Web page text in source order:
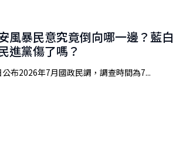
風暴民意究竟倒向哪一邊？藍白
進黨傷了嗎？
布2026年7月國政民調，調查時間為7...